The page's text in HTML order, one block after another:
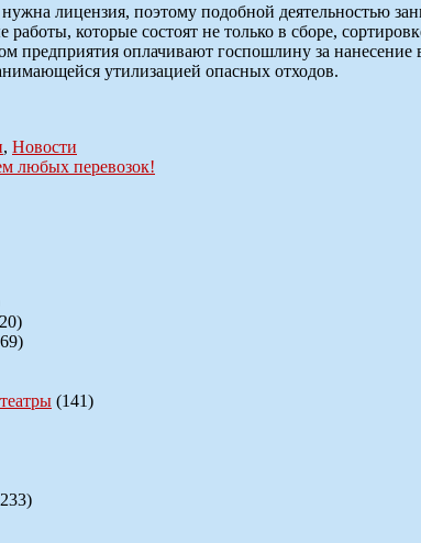
лицензия, поэтому подобной деятельностью
работы, которые состоят не только в сборе,
предприятия оплачивают госпошлину за
утилизацией опасных отходов.
, Новости
любых перевозок!
(141)